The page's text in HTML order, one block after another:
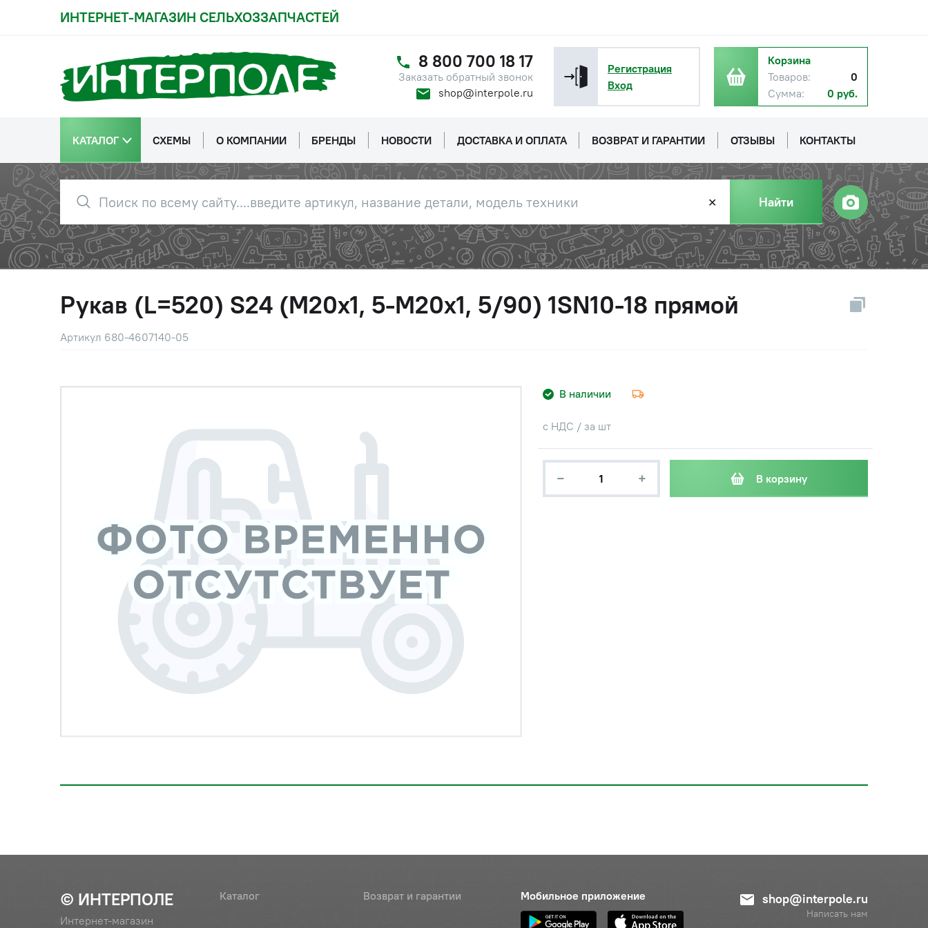
ИНТЕРНЕТ-МАГАЗИН СЕЛЬХОЗЗАПЧАСТЕЙ
8 800 700 18 17
Заказать обратный звонок
shop@interpole.ru
Регистрация
Вход
Корзина
Товаров:
0
Сумма:
0 руб.
КАТАЛОГ СХЕМЫ О КОМПАНИИ БРЕНДЫ НОВОСТИ ДОСТАВКА И ОПЛАТА ВОЗВРАТ И ГАРАНТИИ ОТЗЫВЫ КОНТАКТЫ
✕ Найти
Рукав (L=520) S24 (М20х1, 5-М20х1, 5/90) 1SN10-18 прямой
Артикул 680-4607140-05
В наличии
с НДС / за шт
− + В корзину
© ИНТЕРПОЛЕ
Интернет-магазин
Каталог Возврат и гарантии Мобильное приложение shop@interpole.ru
Написать нам